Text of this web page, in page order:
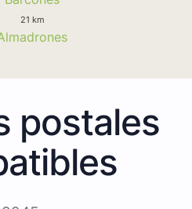
21 km
postales